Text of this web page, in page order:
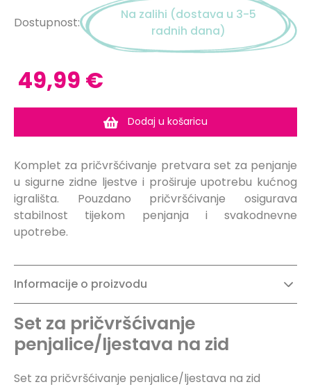
Dostupnost:
Na zalihi (dostava u 3-5
radnih dana)
49,99 €
Dodaj u košaricu
Komplet za pričvršćivanje pretvara set za penjanje
u sigurne zidne ljestve i proširuje upotrebu kućnog
igrališta. Pouzdano pričvršćivanje osigurava
stabilnost tijekom penjanja i svakodnevne
upotrebe.
Informacije o proizvodu
Set za pričvršćivanje
penjalice/ljestava na zid
Set za pričvršćivanje penjalice/ljestava na zid